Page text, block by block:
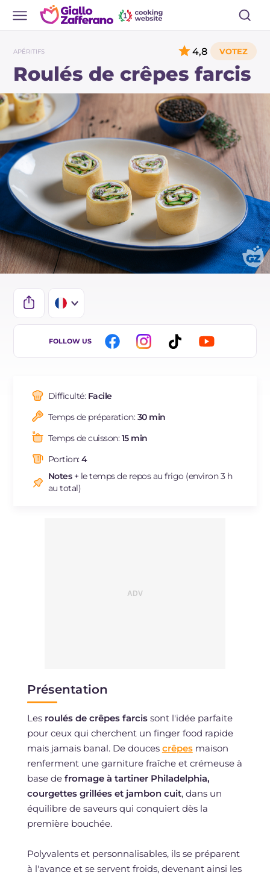
APÉRITIFS
Roulés de crêpes farcis
4,8
IT
DE
FOLLOW US
Difficulté: Facile
Temps de préparation:30 min
Temps de cuisson:15 min
Portion:4
Notes+ le temps de repos au frigo (environ 3 h
au total)
Présentation
Les roulés de crêpes farcissont l'idée parfaite
pour ceux qui cherchent un finger food rapide
mais jamais banal. De douces crêpesmaison
renferment une garniture fraîche et crémeuse à
base de fromage à tartiner Philadelphia,
courgettes grillées et jambon cuit, dans un
équilibre de saveurs qui conquiert dès la
première bouchée.
Polyvalents et personnalisables, ils se préparent
à l'avance et se servent froids, devenant ainsi les